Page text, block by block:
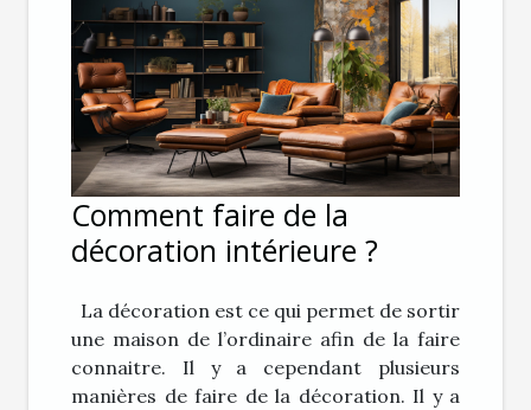
Comment faire de la
décoration intérieure ?
La décoration est ce qui permet de sortir
une maison de l’ordinaire afin de la faire
connaitre. Il y a cependant plusieurs
manières de faire de la décoration. Il y a